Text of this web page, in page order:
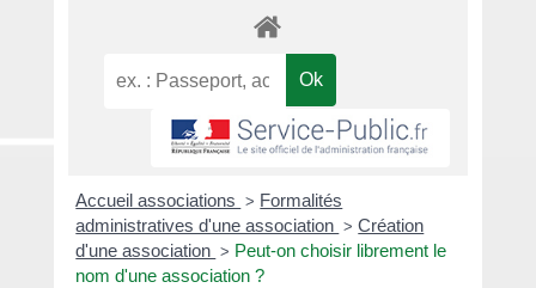
Accueil associations > Formalités
administratives d'une association > Création
d'une association > Peut-on choisir librement le
nom d'une association ?